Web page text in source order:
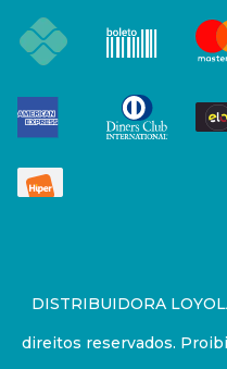
DISTRIBUIDORA
direitos reservados.